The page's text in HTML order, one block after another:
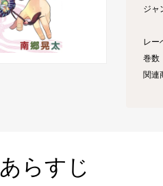
ジャ
レー
巻数
関連
あらすじ